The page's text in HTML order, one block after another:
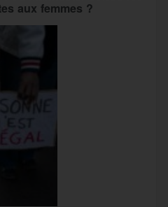
aux femmes ?